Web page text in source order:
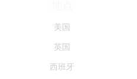
美国
英国
西班牙